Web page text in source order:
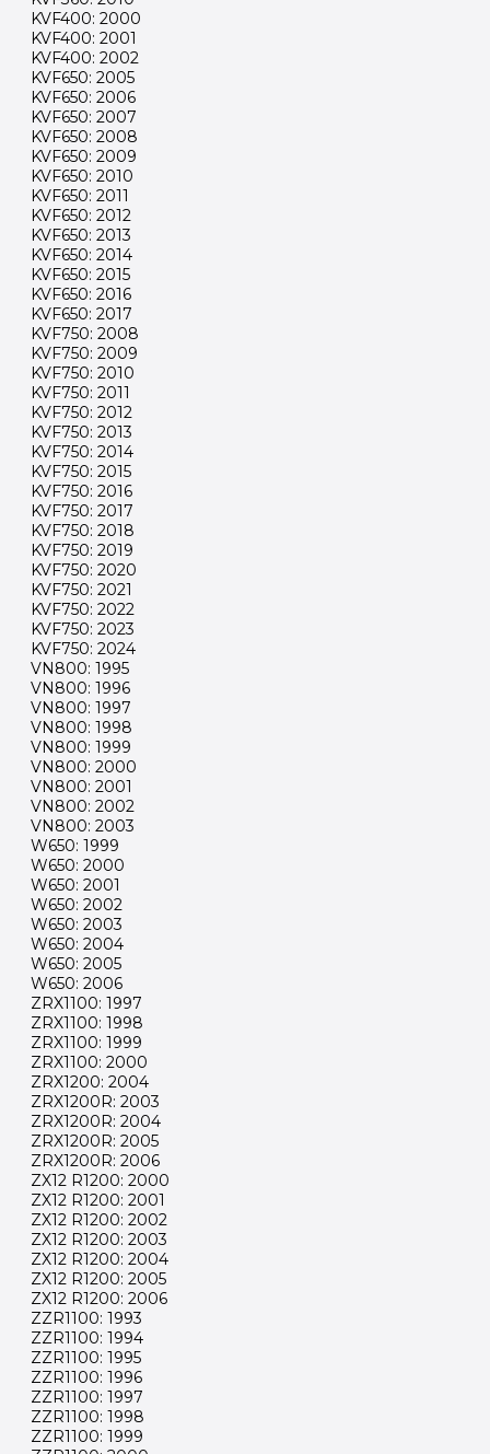
KVF400: 2000
KVF400: 2001
KVF400: 2002
KVF650: 2005
KVF650: 2006
KVF650: 2007
KVF650: 2008
KVF650: 2009
KVF650: 2010
KVF650: 2011
KVF650: 2012
KVF650: 2013
KVF650: 2014
KVF650: 2015
KVF650: 2016
KVF650: 2017
KVF750: 2008
KVF750: 2009
KVF750: 2010
KVF750: 2011
KVF750: 2012
KVF750: 2013
KVF750: 2014
KVF750: 2015
KVF750: 2016
KVF750: 2017
KVF750: 2018
KVF750: 2019
KVF750: 2020
KVF750: 2021
KVF750: 2022
KVF750: 2023
KVF750: 2024
VN800: 1995
VN800: 1996
VN800: 1997
VN800: 1998
VN800: 1999
VN800: 2000
VN800: 2001
VN800: 2002
VN800: 2003
W650: 1999
W650: 2000
W650: 2001
W650: 2002
W650: 2003
W650: 2004
W650: 2005
W650: 2006
ZRX1100: 1997
ZRX1100: 1998
ZRX1100: 1999
ZRX1100: 2000
ZRX1200: 2004
ZRX1200R: 2003
ZRX1200R: 2004
ZRX1200R: 2005
ZRX1200R: 2006
ZX12 R1200: 2000
ZX12 R1200: 2001
ZX12 R1200: 2002
ZX12 R1200: 2003
ZX12 R1200: 2004
ZX12 R1200: 2005
ZX12 R1200: 2006
ZZR1100: 1993
ZZR1100: 1994
ZZR1100: 1995
ZZR1100: 1996
ZZR1100: 1997
ZZR1100: 1998
ZZR1100: 1999